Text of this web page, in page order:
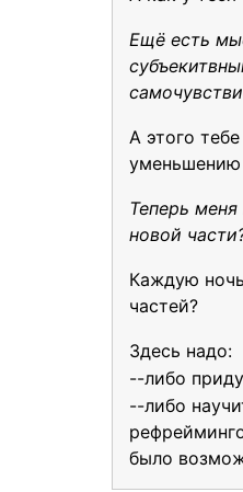
Ещё есть
А этого
уменьшению
Теперь
новой
Каждую
частей?
Здесь надо:
--либо
--либо
было